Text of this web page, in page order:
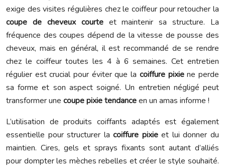
exige des visites régulières chez le coiffeur pour retoucher la
coupe de cheveux courte et maintenir sa structure. La
fréquence des coupes dépend de la vitesse de pousse des
cheveux, mais en général, il est recommandé de se rendre
chez le coiffeur toutes les 4 à 6 semaines. Cet entretien
régulier est crucial pour éviter que la coiffure pixiene perde
sa forme et son aspect soigné. Un entretien négligé peut
transformer une coupe pixie tendanceen un amas informe !
L’utilisation de produits coiffants adaptés est également
essentielle pour structurer lacoiffure pixieet lui donner du
maintien. Cires, gels et sprays fixants sont autant d’alliés
pour dompter les mèches rebelles et créer le style souhaité.